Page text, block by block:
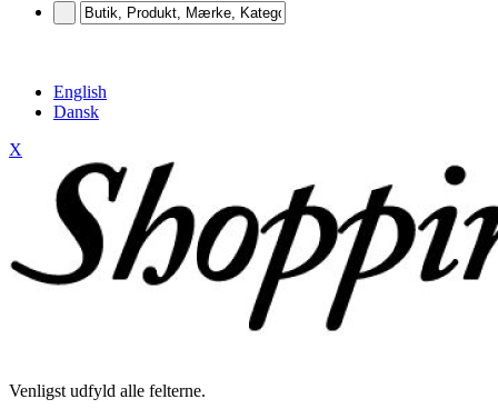
English
Dansk
X
Venligst udfyld alle felterne.